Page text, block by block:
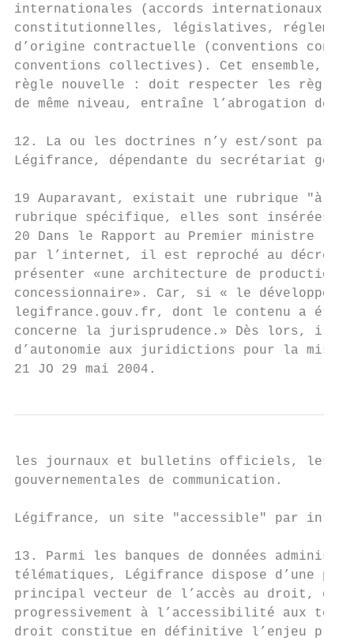
internationales (accords internationaux,
constitutionnelles, législatives,
d’origine contractuelle (conventions
conventions collectives). Cet ensemble,
règle nouvelle : doit respecter les règles
de même niveau, entraîne l’abrogation
12. La ou les doctrines n’y est/sont pas
Légifrance, dépendante du secrétariat
19 Auparavant, existait une rubrique "à
rubrique spécifique, elles sont insérées
20 Dans le Rapport au Premier ministre
par l’internet, il est reproché au décret
présenter «une architecture de production
concessionnaire». Car, si « le
legifrance.gouv.fr, dont le contenu a été
concerne la jurisprudence.» Dès lors, il
d’autonomie aux juridictions pour la mise
21 JO 29 mai 2004.
les journaux et bulletins officiels, les
gouvernementales de communication.
Légifrance, un site "accessible" par
13. Parmi les banques de données
télématiques, Légifrance dispose d’une
principal vecteur de l’accès au droit, de
progressivement à l’accessibilité aux
droit constitue en définitive l’enjeu